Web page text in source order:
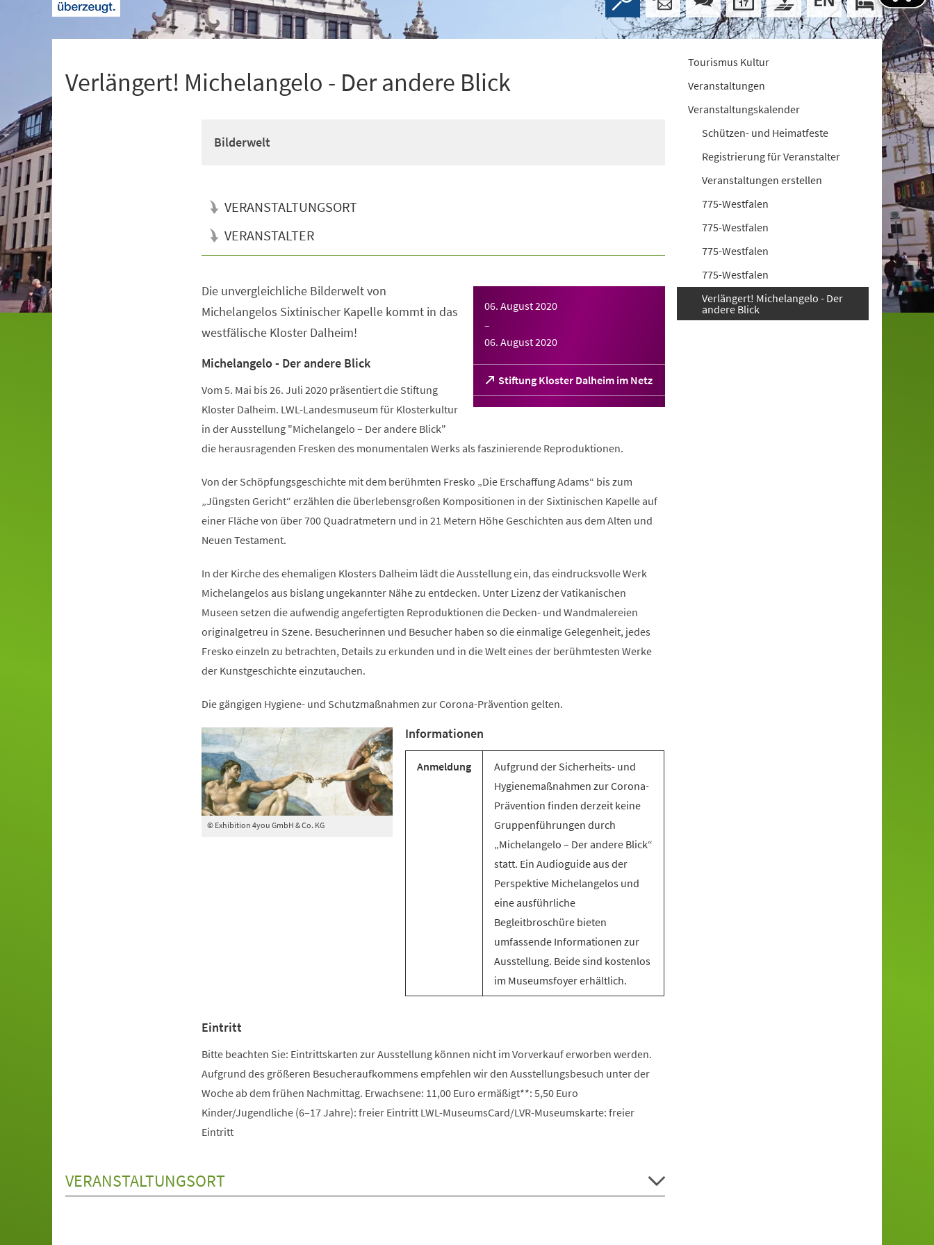
Verlängert! Michelangelo - Der andere Blick
Bilderwelt
VERANSTALTUNGSORT
VERANSTALTER
06. August 2020
–
06. August 2020
Stiftung Kloster Dalheim im Netz
(Öffnet
in
einem
Die unvergleichliche Bilderwelt von
Michelangelos Sixtinischer Kapelle kommt in das
westfälische Kloster Dalheim!
Michelangelo - Der andere Blick
Vom 5. Mai bis 26. Juli 2020 präsentiert die Stiftung
Kloster Dalheim. LWL-Landesmuseum für Klosterkultur
in der Ausstellung "Michelangelo – Der andere Blick"
die herausragenden Fresken des monumentalen Werks als faszinierende Reproduktionen.
Von der Schöpfungsgeschichte mit dem berühmten Fresko „Die Erschaffung Adams“ bis zum
„Jüngsten Gericht“ erzählen die überlebensgroßen Kompositionen in der Sixtinischen Kapelle auf
einer Fläche von über 700 Quadratmetern und in 21 Metern Höhe Geschichten aus dem Alten und
Neuen Testament.
In der Kirche des ehemaligen Klosters Dalheim lädt die Ausstellung ein, das eindrucksvolle Werk
Michelangelos aus bislang ungekannter Nähe zu entdecken. Unter Lizenz der Vatikanischen
Museen setzen die aufwendig angefertigten Reproduktionen die Decken- und Wandmalereien
originalgetreu in Szene. Besucherinnen und Besucher haben so die einmalige Gelegenheit, jedes
Fresko einzeln zu betrachten, Details zu erkunden und in die Welt eines der berühmtesten Werke
der Kunstgeschichte einzutauchen.
Die gängigen Hygiene- und Schutzmaßnahmen zur Corona-Prävention gelten.
© Exhibition 4you GmbH & Co. KG
Informationen
Anmeldung
Aufgrund der Sicherheits- und
Hygienemaßnahmen zur Corona-
Prävention finden derzeit keine
Gruppenführungen durch
„Michelangelo – Der andere Blick“
statt. Ein Audioguide aus der
Perspektive Michelangelos und
eine ausführliche
Begleitbroschüre bieten
umfassende Informationen zur
Ausstellung. Beide sind kostenlos
im Museumsfoyer erhältlich.
Eintritt
Bitte beachten Sie: Eintrittskarten zur Ausstellung können nicht im Vorverkauf erworben werden.
Aufgrund des größeren Besucheraufkommens empfehlen wir den Ausstellungsbesuch unter der
Woche ab dem frühen Nachmittag. Erwachsene: 11,00 Euro ermäßigt**: 5,50 Euro
Kinder/Jugendliche (6–17 Jahre): freier Eintritt LWL-MuseumsCard/LVR-Museumskarte: freier
Eintritt
VERANSTALTUNGSORT
Tourismus Kultur
Veranstaltungen
Veranstaltungskalender
Schützen- und Heimatfeste
Registrierung für Veranstalter
Veranstaltungen erstellen
775-Westfalen
775-Westfalen
775-Westfalen
775-Westfalen
Verlängert! Michelangelo - Der
andere Blick